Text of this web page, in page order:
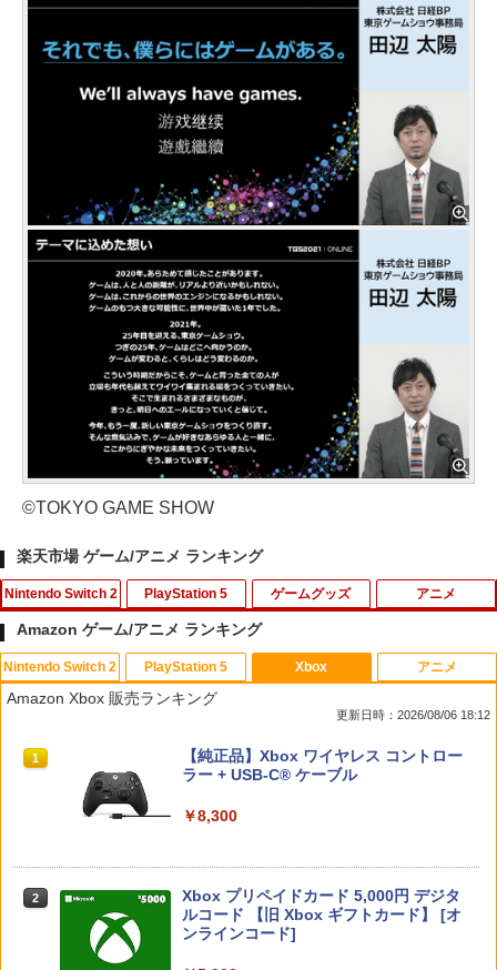
©TOKYO GAME SHOW
楽天市場 ゲーム/アニメ ランキング
Nintendo Switch 2
1
任天堂 スプラトゥーン レイダース【Swi
tch 2】 BEEPAADLA [BEEPAADLA]
ゲームソフト スプラトゥーン レイダー
ス
PlayStation 5
1
PS5用 冷却ファン クーリングファン LE
Dライト付き 静音 装着簡単 排熱 熱対策
USBポート付き PlayStation 5 通常版 デ
【メール便】
チャージングステーション for DualSen
se® and DualSense Edge™ ワイヤレ
スコントローラー【PlayStation®公式ラ
ゲームグッズ
1
Switch2 ケース スイッチ2 Nintendo 対
応 スイッチ スイッチツー 名入れ かわい
い ニンテンドースイッチ カバー ポーチ
ト ケーブル 収納可能 ポーチ クリスマス
ギフト クリスマス プレゼント 送料無料
￥1,300
2
Switch2 ケース レザーケース スイッチ2
Nintendo 対応 スイッチ スイッチツー
シンプル ミニマル PUレザー 革 カバー
アニメ
1 この世界の片隅に【Blu-ray】 [ のん ]
A】
￥4,400
Amazon ゲーム/アニメ ランキング
Nintendo Switch 2
1
スプラトゥーン レイダース|オンライン
コード版
￥5,832
スプラトゥーン レイダース -Switch2
PlayStation 5
1
PlayStation 5 デジタル・エディション
日本語専用 Console Language: Japan
Beast of Reincarnation -PS5 【特典】
プロダクトコード 封入
Xbox
Amazon Xbox 販売ランキング
更新日時：2026/08/06 18:12
1
【純正品】Xbox ワイヤレス コントロー
ラー + USB-C® ケーブル
￥8,300
2
Xbox プリペイドカード 5,000円 デジタ
ルコード 【旧 Xbox ギフトカード】 [オ
ンラインコード]
アニメ